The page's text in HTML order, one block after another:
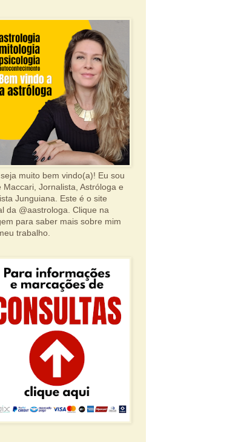
muito bem vindo(a)! Eu sou
Maccari, Jornalista, Astróloga e
Junguiana. Este é o site
da @aastrologa. Clique na
para saber mais sobre mim
trabalho.